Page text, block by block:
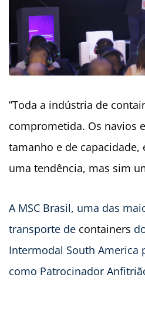
”Toda a indústria de
comprometida. Os navios
tamanho e de capacidade,
uma tendência, mas sim
A MSC Brasil, uma das
transporte de containers
Intermodal South America
como Patrocinador